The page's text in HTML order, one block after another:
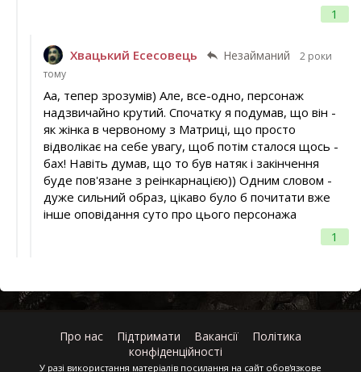
1
Хвацький Есесовець Незайманий
2 роки
тому
1
Аа, тепер зрозумів) Але, все-одно, персонаж
надзвичайно крутий. Спочатку я подумав, що він -
як жінка в червоному з Матриці, що просто
відволікає на себе увагу, щоб потім сталося щось -
бах! Навіть думав, що то був натяк і закінчення
буде пов'язане з реінкарнацією)) Одним словом -
дуже сильний образ, цікаво було б почитати вже
інше оповідання суто про цього персонажа
Про нас Підтримати Вакансії
Політика
конфіденційності
У разі використання матеріалів посилання на сайт обов'язкове